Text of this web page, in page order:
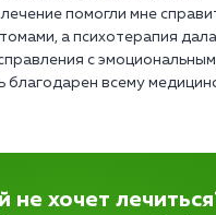
помогли мне
а психотерапия
с эмоциональным
благодарен всему
не хочет